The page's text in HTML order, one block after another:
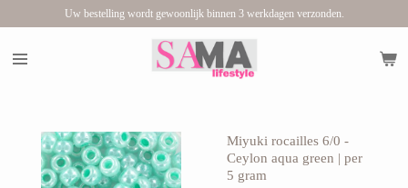
de
Uw bestelling wordt gewoonlijk binnen 3 werkdagen verzonden.
Miyuki rocailles 6/0 -
Ceylon aqua green | per
5 gram